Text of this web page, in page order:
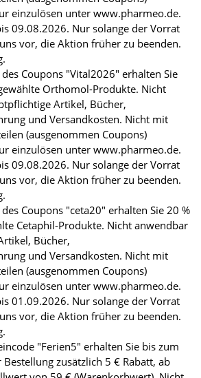
einzulösen unter www.pharmeo.de.
09.08.2026. Nur solange der Vorrat
vor, die Aktion früher zu beenden.
Coupons "Vital2026" erhalten Sie
Orthomol-Produkte. Nicht
Artikel, Bücher,
und Versandkosten. Nicht mit
(ausgenommen Coupons)
einzulösen unter www.pharmeo.de.
09.08.2026. Nur solange der Vorrat
vor, die Aktion früher zu beenden.
Coupons "ceta20" erhalten Sie 20 %
Cetaphil-Produkte. Nicht anwendbar
Bücher,
und Versandkosten. Nicht mit
(ausgenommen Coupons)
einzulösen unter www.pharmeo.de.
01.09.2026. Nur solange der Vorrat
vor, die Aktion früher zu beenden.
"Ferien5" erhalten Sie bis zum
zusätzlich 5 € Rabatt, ab